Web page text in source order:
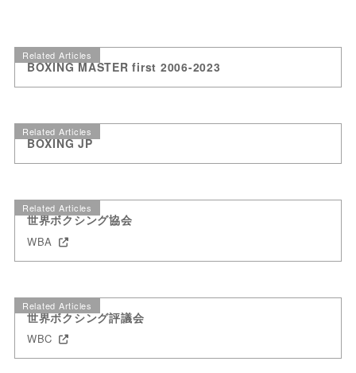
Related Articles
BOXING MASTER first 2006-2023
Related Articles
BOXING JP
Related Articles
世界ボクシング協会
WBA
Related Articles
世界ボクシング評議会
WBC